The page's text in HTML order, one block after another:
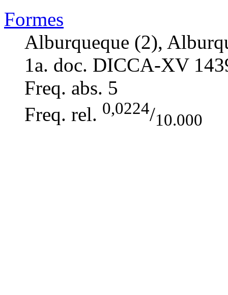
Formes
Alburqueque (2),
1a. doc. DICCA-XV
Freq. abs. 5
Freq. rel. 0,0224/10.000